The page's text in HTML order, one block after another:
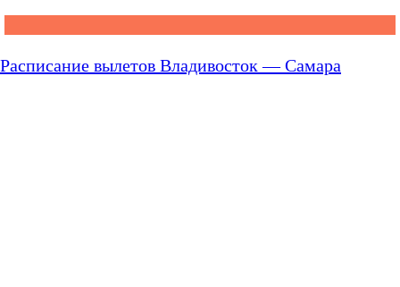
Расписание вылетов Владивосток — Самара